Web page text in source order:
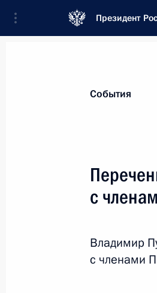
Президент
13 декабря
События
с
Владимир
с членами